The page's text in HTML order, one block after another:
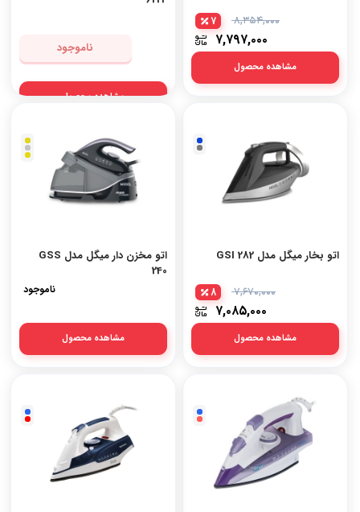
۸,۳۵۴,۰۰۰
۷,۷۹۷,۰۰۰
7
مشاهده محصول
ناموجود
مشاهده محصول
اتو بخار میگل مدل GSI 282
۷,۶۷۰,۰۰۰
۷,۰۸۵,۰۰۰
8
مشاهده محصول
اتو مخزن دار میگل مدل GSS
240
ناموجود
مشاهده محصول